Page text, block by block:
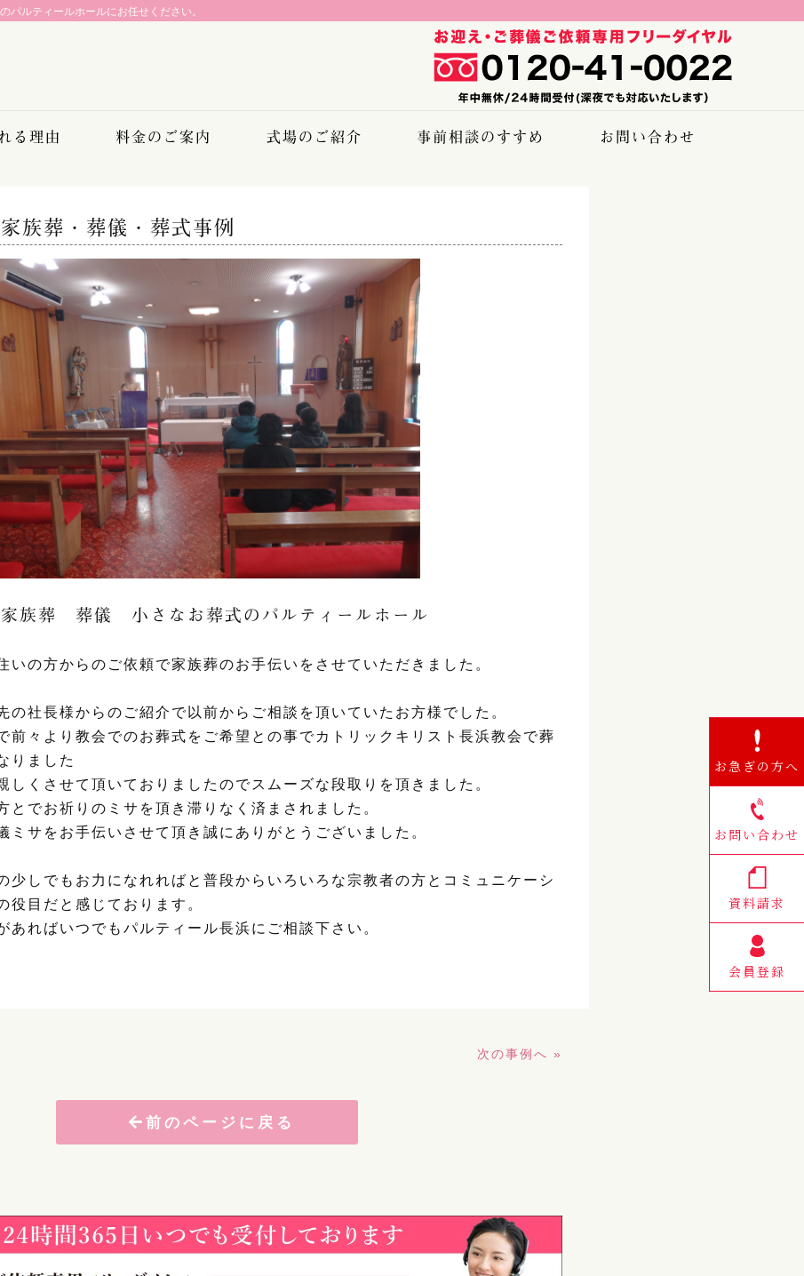
パルティールホールにお任せください。
る理由 料金のご案内 式場のご紹介 事前相談のすすめ お問い合わせ
族葬・葬儀・葬式事例
族葬 葬儀 小さなお葬式のパルティールホール
いの方からのご依頼で家族葬のお手伝いをさせていただきました。
の社長様からのご紹介で以前からご相談を頂いていたお方様でした。
前々より教会でのお葬式をご希望との事でカトリックキリスト長浜教会で葬
りました
しくさせて頂いておりましたのでスムーズな段取りを頂きました。
とでお祈りのミサを頂き滞りなく済まされました。
ミサをお手伝いさせて頂き誠にありがとうございました。
少しでもお力になれればと普段からいろいろな宗教者の方とコミュニケーシ
役目だと感じております。
あればいつでもパルティール長浜にご相談下さい。
次の事例へ »
前のページに戻る
お急ぎの方へ
お問い合わせ
資料請求
会員登録